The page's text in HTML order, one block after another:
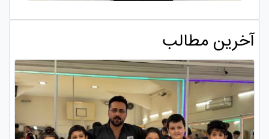
آخرین مطالب